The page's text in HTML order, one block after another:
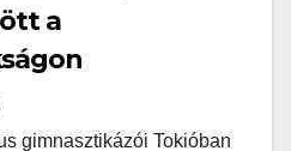
a
gimnasztikázói Tokióban